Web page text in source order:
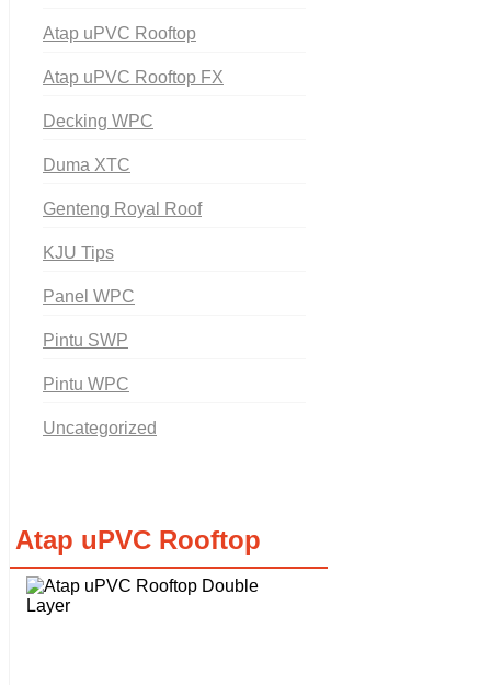
Atap uPVC Rooftop
Atap uPVC Rooftop FX
Decking WPC
Duma XTC
Genteng Royal Roof
KJU Tips
Panel WPC
Pintu SWP
Pintu WPC
Uncategorized
Atap uPVC Rooftop